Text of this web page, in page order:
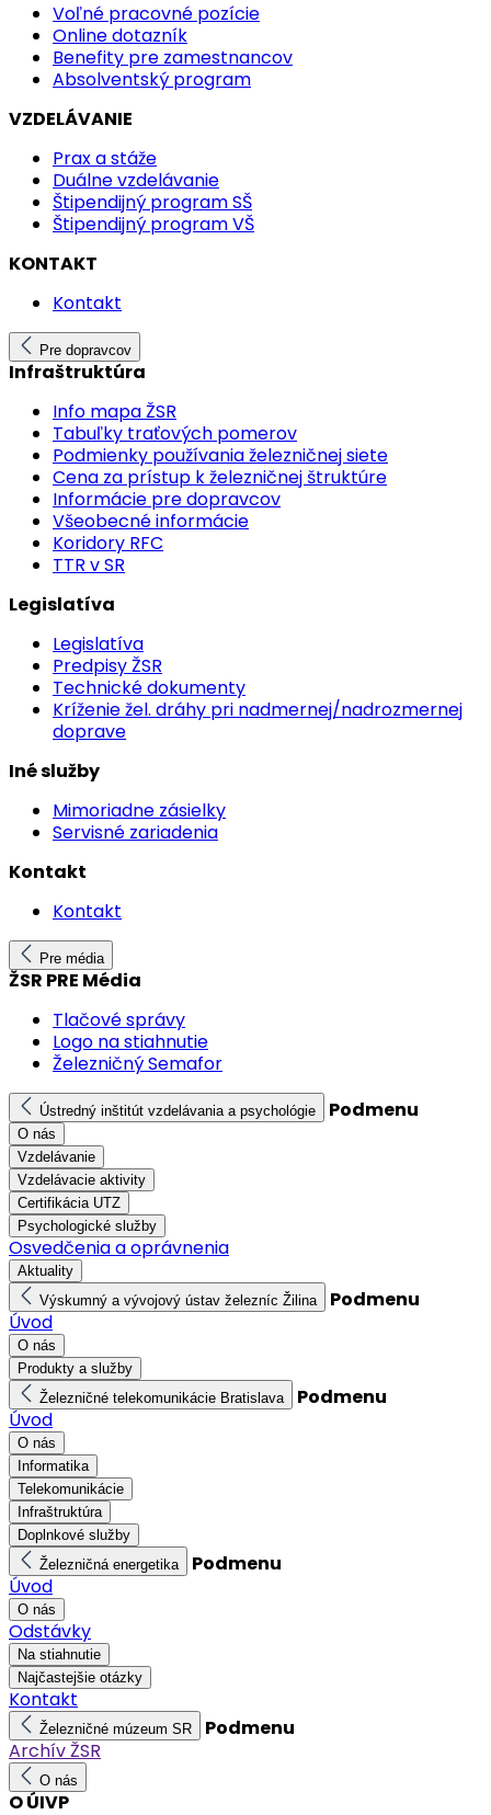
Voľné pracovné pozície
Online dotazník
Benefity pre zamestnancov
Absolventský program
VZDELÁVANIE
Prax a stáže
Duálne vzdelávanie
Štipendijný program SŠ
Štipendijný program VŠ
KONTAKT
Kontakt
Pre dopravcov
Infraštruktúra
Info mapa ŽSR
Tabuľky traťových pomerov
Podmienky používania železničnej siete
Cena za prístup k železničnej štruktúre
Informácie pre dopravcov
Všeobecné informácie
Koridory RFC
TTR v SR
Legislatíva
Legislatíva
Predpisy ŽSR
Technické dokumenty
Kríženie žel. dráhy pri nadmernej/nadrozmernej
doprave
Iné služby
Mimoriadne zásielky
Servisné zariadenia
Kontakt
Kontakt
Pre média
ŽSR PRE Média
Tlačové správy
Logo na stiahnutie
Železničný Semafor
Ústredný inštitút vzdelávania a psychológie Podmenu
O nás
Vzdelávanie
Vzdelávacie aktivity
Certifikácia UTZ
Psychologické služby
Osvedčenia a oprávnenia
Aktuality
Výskumný a vývojový ústav železníc Žilina
Podmenu
Úvod
O nás
Produkty a služby
Železničné telekomunikácie Bratislava
Podmenu
Úvod
O nás
Informatika
Telekomunikácie
Infraštruktúra
Doplnkové služby
Železničná energetika
Podmenu
Úvod
O nás
Odstávky
Na stiahnutie
Najčastejšie otázky
Kontakt
Železničné múzeum SR
Podmenu
Archív ŽSR
O nás
O ÚIVP